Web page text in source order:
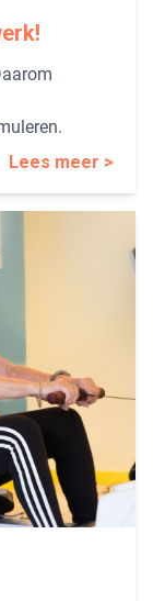
Lees meer >